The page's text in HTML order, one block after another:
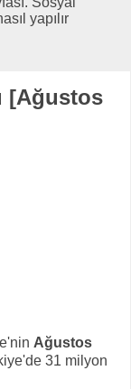
yapılır
[Ağustos
Ağustos
31 milyon